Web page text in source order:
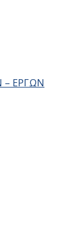
– ΕΡΓΩΝ